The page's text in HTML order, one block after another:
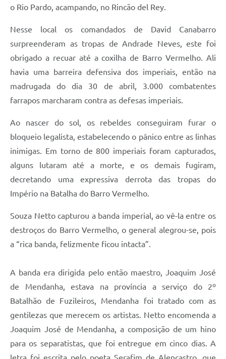
o Rio Pardo, acampando, no Rincão del Rey.
Nesse local os comandados de David Canabarro
surpreenderam as tropas de Andrade Neves, este foi
obrigado a recuar até a coxilha de Barro Vermelho. Ali
havia uma barreira defensiva dos imperiais, então na
madrugada do dia 30 de abril, 3.000 combatentes
farrapos marcharam contra as defesas imperiais.
Ao nascer do sol, os rebeldes conseguiram furar o
bloqueio legalista, estabelecendo o pânico entre as linhas
inimigas. Em torno de 800 imperiais foram capturados,
alguns lutaram até a morte, e os demais fugiram,
decretando uma expressiva derrota das tropas do
Império na Batalha do Barro Vermelho.
Souza Netto capturou a banda imperial, ao vê-la entre os
destroços do Barro Vermelho, o general alegrou-se, pois
a “rica banda, felizmente ficou intacta”.
A banda era dirigida pelo então maestro, Joaquim José
de Mendanha, estava na província a serviço do 2º
Batalhão de Fuzileiros, Mendanha foi tratado com as
gentilezas que merecem os artistas. Netto encomenda a
Joaquim José de Mendanha, a composição de um hino
para os separatistas, que foi entregue em cinco dias. A